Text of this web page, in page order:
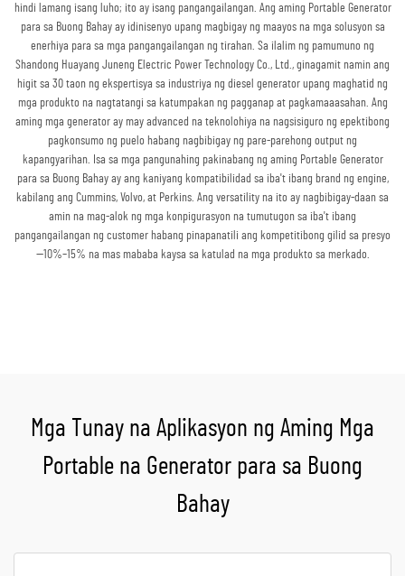
hindi lamang isang luho; ito ay isang pangangailangan. Ang aming Portable Generator
para sa Buong Bahay ay idinisenyo upang magbigay ng maayos na mga solusyon sa
enerhiya para sa mga pangangailangan ng tirahan. Sa ilalim ng pamumuno ng
Shandong Huayang Juneng Electric Power Technology Co., Ltd., ginagamit namin ang
higit sa 30 taon ng ekspertisya sa industriya ng diesel generator upang maghatid ng
mga produkto na nagtatangi sa katumpakan ng pagganap at pagkamaaasahan. Ang
aming mga generator ay may advanced na teknolohiya na nagsisiguro ng epektibong
pagkonsumo ng puelo habang nagbibigay ng pare-parehong output ng
kapangyarihan. Isa sa mga pangunahing pakinabang ng aming Portable Generator
para sa Buong Bahay ay ang kaniyang kompatibilidad sa iba't ibang brand ng engine,
kabilang ang Cummins, Volvo, at Perkins. Ang versatility na ito ay nagbibigay-daan sa
amin na mag-alok ng mga konpigurasyon na tumutugon sa iba't ibang
pangangailangan ng customer habang pinapanatili ang kompetitibong gilid sa presyo
—10%–15% na mas mababa kaysa sa katulad na mga produkto sa merkado.
Mga Tunay na Aplikasyon ng Aming Mga
Portable na Generator para sa Buong
Bahay